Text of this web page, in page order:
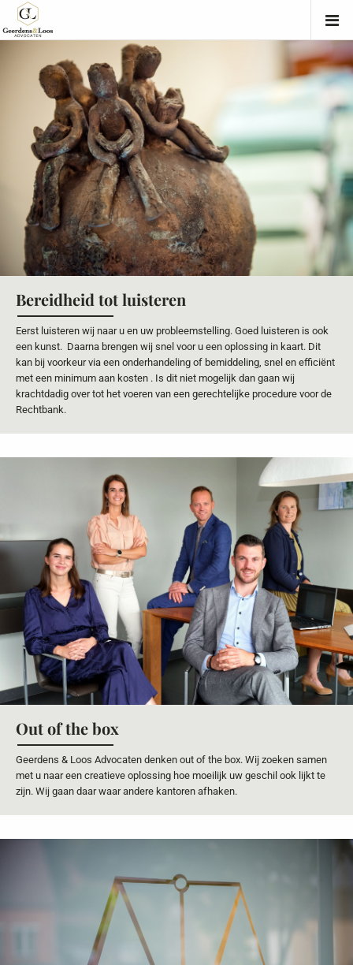
Bereidheid tot luisteren
Eerst luisteren wij naar u en uw probleemstelling. Goed luisteren is ook
een kunst. Daarna brengen wij snel voor u een oplossing in kaart. Dit
kan bij voorkeur via een onderhandeling of bemiddeling, snel en efficiënt
met een minimum aan kosten . Is dit niet mogelijk dan gaan wij
krachtdadig over tot het voeren van een gerechtelijke procedure voor de
Rechtbank.
Out of the box
Geerdens & Loos Advocaten denken out of the box. Wij zoeken samen
met u naar een creatieve oplossing hoe moeilijk uw geschil ook lijkt te
zijn. Wij gaan daar waar andere kantoren afhaken.